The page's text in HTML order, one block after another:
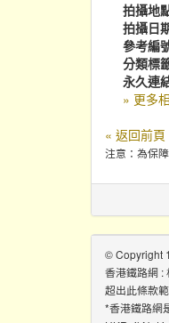
拍攝地
拍攝日
參考編
分類標
永久連
» 更多
« 返回前頁
注意：為保
© Copyright
香港鐵路網 :
超出此條款
*香港鐵路網